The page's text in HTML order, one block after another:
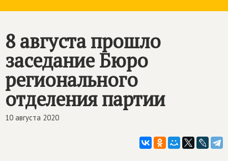
8 августа прошло
заседание Бюро
регионального
отделения партии
10 августа 2020